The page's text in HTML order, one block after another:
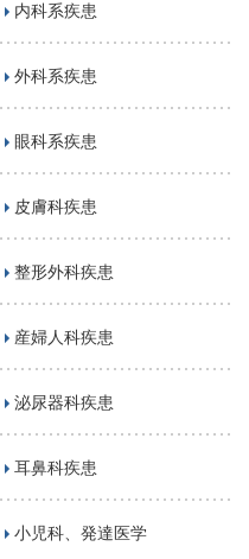
内科系疾患
外科系疾患
眼科系疾患
皮膚科疾患
整形外科疾患
産婦人科疾患
泌尿器科疾患
耳鼻科疾患
小児科、発達医学